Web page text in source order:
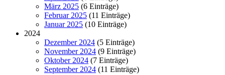
März 2025 (6 Einträge)
Februar 2025 (11 Einträge)
Januar 2025 (10 Einträge)
2024
Dezember 2024 (5 Einträge)
November 2024 (9 Einträge)
Oktober 2024 (7 Einträge)
September 2024 (11 Einträge)